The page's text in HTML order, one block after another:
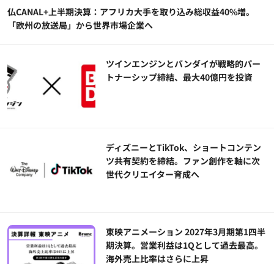
仏CANAL+上半期決算：アフリカ大手を取り込み総収益40%増。
「欧州の放送局」から世界市場企業へ
ツインエンジンとバンダイが戦略的パー
トナーシップ締結、最大40億円を投資
ディズニーとTikTok、ショートコンテン
ツ共有契約を締結。ファン創作を軸に次
世代クリエイター育成へ
東映アニメーション 2027年3月期第1四半
期決算。営業利益は1Qとして過去最高。
海外売上比率はさらに上昇